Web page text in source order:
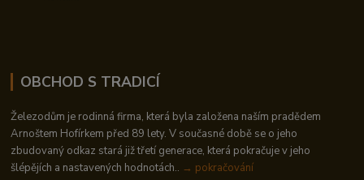
OBCHOD S TRADICÍ
Železodům je rodinná firma, která byla založena naším pradědem
Arnoštem Hofírkem před 89 lety. V současné době se o jeho
zbudovaný odkaz stará již třetí generace, která pokračuje v jeho
šlépějích a nastavených hodnotách.. → pokračování